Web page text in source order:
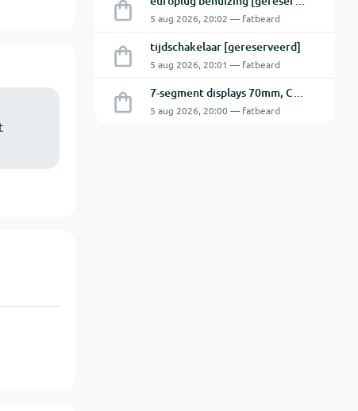
5 aug 2026, 20:02 — fatbeard
tijdschakelaar [gereserveerd]
5 aug 2026, 20:01 — fatbeard
7-segment displays 70mm, CA [gereserveerd]
5 aug 2026, 20:00 — fatbeard